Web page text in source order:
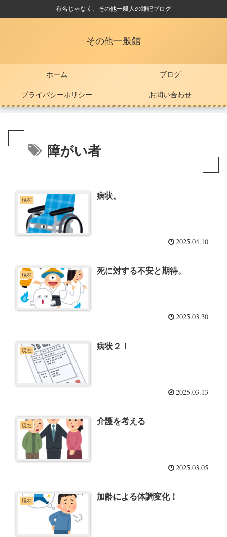
有名じゃなく、その他一般人の雑記ブログ
その他一般館
ホーム ブログ
プライバシーポリシー お問い合わせ
障がい者
現在 病状。
2025.04.10
現在 死に対する不安と期待。
2025.03.30
現在 病状２！
2025.03.13
現在 介護を考える
2025.03.05
現在 加齢による体調変化！